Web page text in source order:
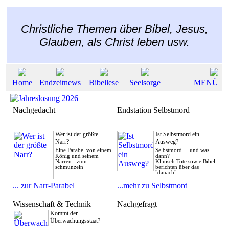
Christliche Themen über Bibel, Jesus,
Glauben, als Christ leben usw.
Home Endzeitnews Bibellese Seelsorge MENÜ
Nachgedacht
Wer ist der größte
Narr?
Eine Parabel von einem
König und seinem
Narren - zum
schmunzeln
... zur Narr-Parabel
Endstation Selbstmord
Ist Selbstmord ein
Ausweg?
Selbstmord ... und was
dann?
Klinisch Tote sowie Bibel
berichten über das
"danach"
...mehr zu Selbstmord
Wissenschaft & Technik
Kommt der
Überwachungsstaat?
Nachgefragt